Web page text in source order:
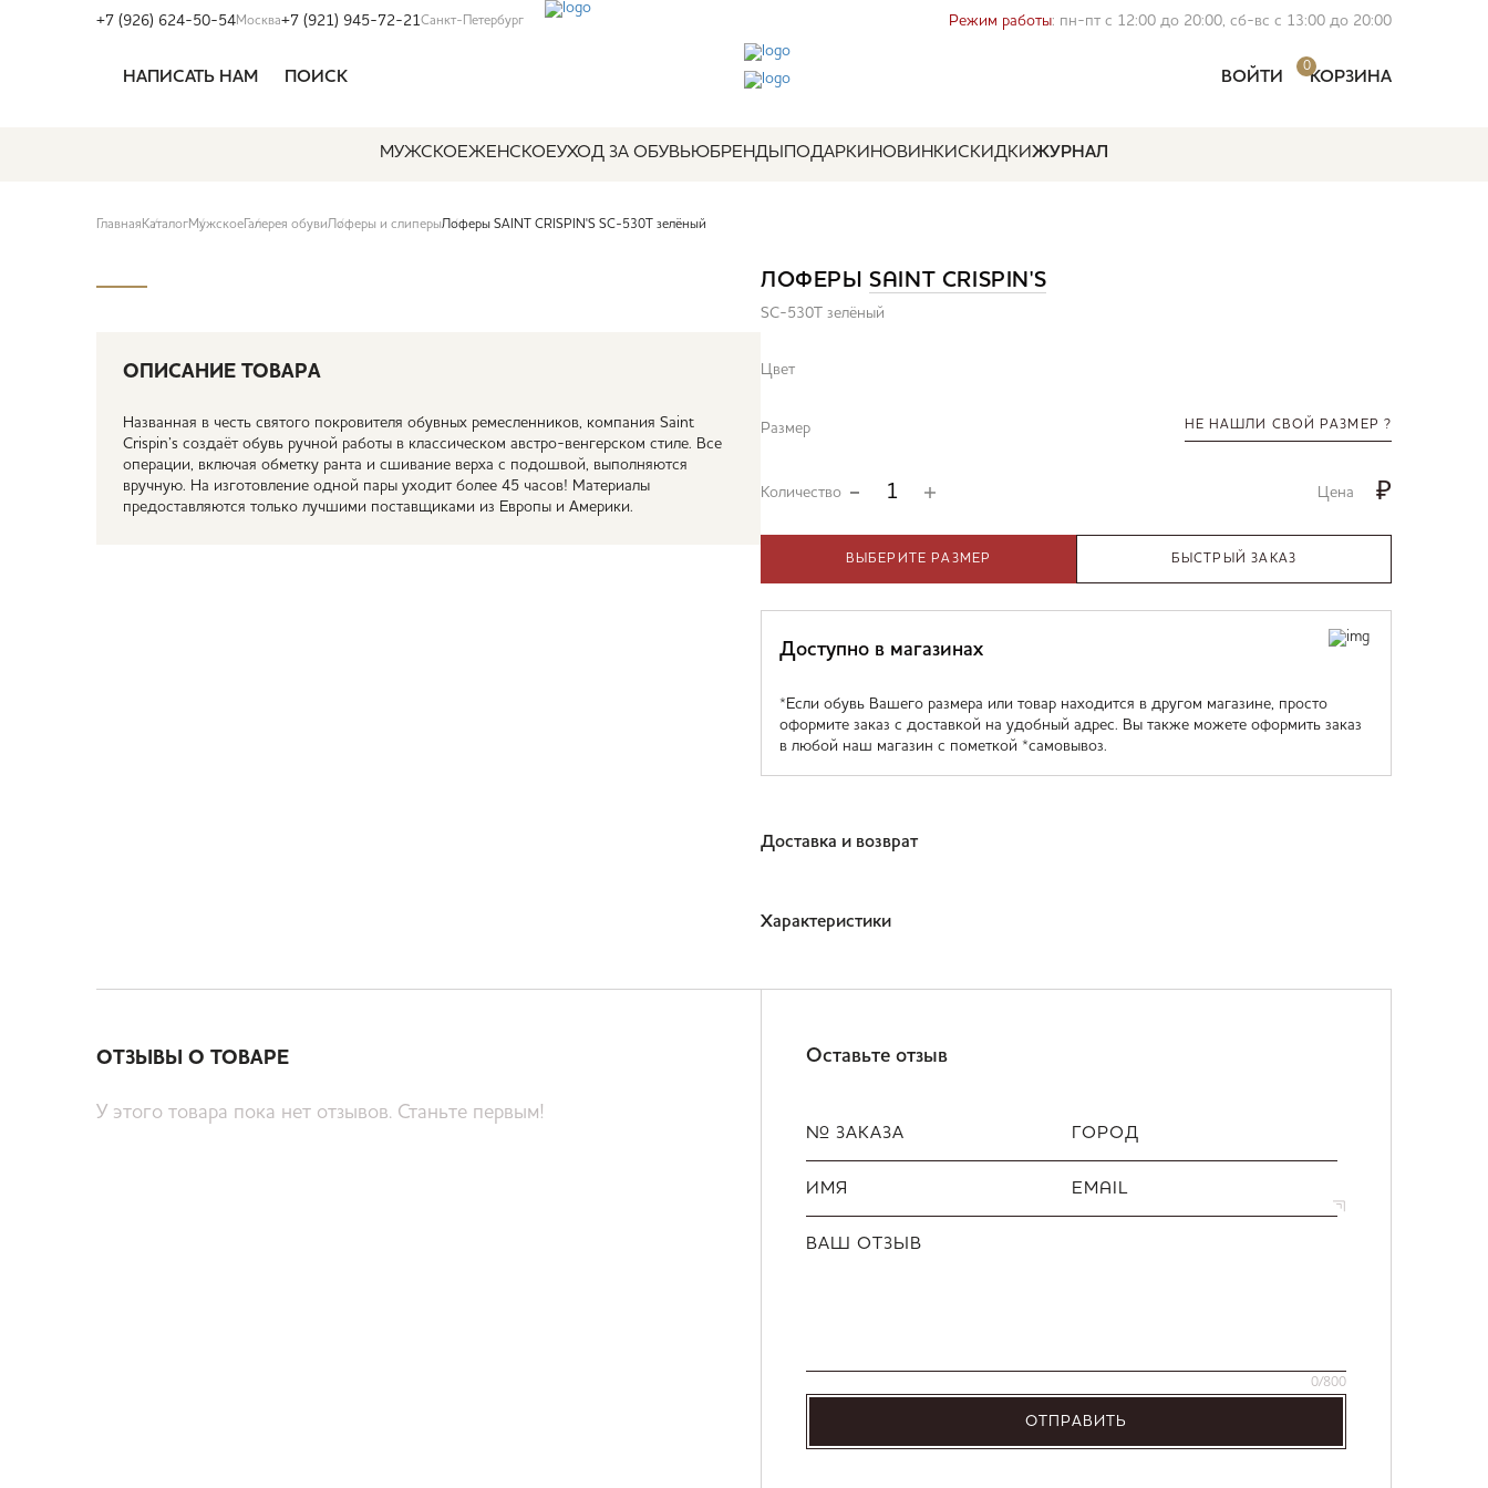
+7 (926) 624-50-54Москва+7 (921) 945-72-21Санкт-Петербург Режим работы: пн-пт с 12:00 до 20:00, сб-вс с 13:00 до 20:00
НАПИСАТЬ НАМ ПОИСК ВОЙТИ
0
КОРЗИНА
МУЖСКОЕЖЕНСКОЕУХОД ЗА ОБУВЬЮБРЕНДЫ ПОДАРКИ НОВИНКИСКИДКИЖУРНАЛ
Главная КаталогМужское Галерея обувиЛоферы и слиперыЛоферы SAINT CRISPIN'S SC-530T зелёный
ОПИСАНИЕ ТОВАРА
Названная в честь святого покровителя обувных ремесленников, компания Saint
Crispin’s создаёт обувь ручной работы в классическом австро-венгерском стиле. Все
операции, включая обметку ранта и сшивание верха с подошвой, выполняются
вручную. На изготовление одной пары уходит более 45 часов! Материалы
предоставляются только лучшими поставщиками из Европы и Америки.
ЛОФЕРЫSAINT CRISPIN'S
SC-530T зелёный
Цвет
Размер НЕ НАШЛИ СВОЙ РАЗМЕР ?
Количество Цена ₽
ВЫБЕРИТЕ РАЗМЕР БЫСТРЫЙ ЗАКАЗ
Доступно в магазинах
*Если обувь Вашего размера или товар находится в другом магазине, просто
оформите заказ с доставкой на удобный адрес. Вы также можете оформить заказ
в любой наш магазин с пометкой *самовывоз.
Доставка и возврат
Характеристики
ОТЗЫВЫ О ТОВАРЕ
У этого товара пока нет отзывов. Станьте первым!
Оставьте отзыв
№ ЗАКАЗА ГОРОД
ИМЯ EMAIL
ВАШ ОТЗЫВ
0/800
ОТПРАВИТЬ